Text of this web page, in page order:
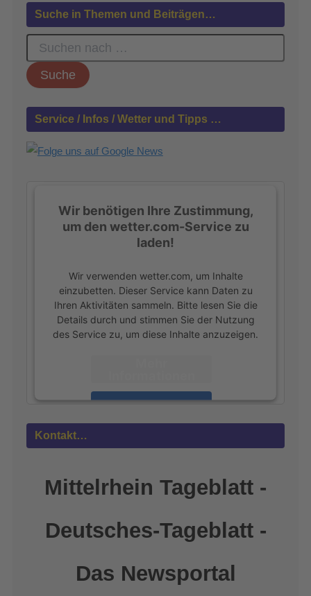
Suche in Themen und Beiträgen…
S
c
h
n
c
Service / Infos / Wetter und Tipps …
Wir benötigen Ihre Zustimmung,
um den wetter.com-Service zu
laden!
Wir verwenden wetter.com, um Inhalte
einzubetten. Dieser Service kann Daten zu
Ihren Aktivitäten sammeln. Bitte lesen Sie die
Details durch und stimmen Sie der Nutzung
des Service zu, um diese Inhalte anzuzeigen.
Akzeptieren
Kontakt…
Mittelrhein Tageblatt -
Deutsches-Tageblatt -
Das Newsportal